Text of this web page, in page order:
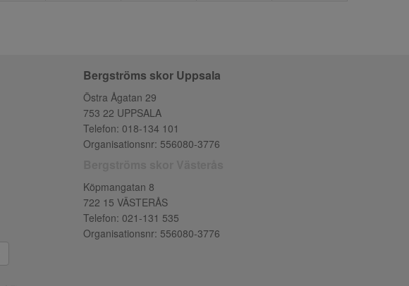
Bergströms skor Uppsala
Östra Ågatan 29
753 22 UPPSALA
Telefon: 018-134 101
Organisationsnr: 556080-3776
Köpmangatan 8
722 15 VÄSTERÅS
Telefon: 021-131 535
Organisationsnr: 556080-3776